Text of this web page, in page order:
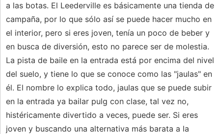
a las botas. El Leederville es básicamente una tienda de
campaña, por lo que sólo así se puede hacer mucho en
el interior, pero si eres joven, tenía un poco de beber y
en busca de diversión, esto no parece ser de molestia.
La pista de baile en la entrada está por encima del nivel
del suelo, y tiene lo que se conoce como las "jaulas" en
él. El nombre lo explica todo, jaulas que se puede subir
en la entrada ya bailar pulg con clase, tal vez no,
histéricamente divertido a veces, puede ser. Si eres
joven y buscando una alternativa más barata a la